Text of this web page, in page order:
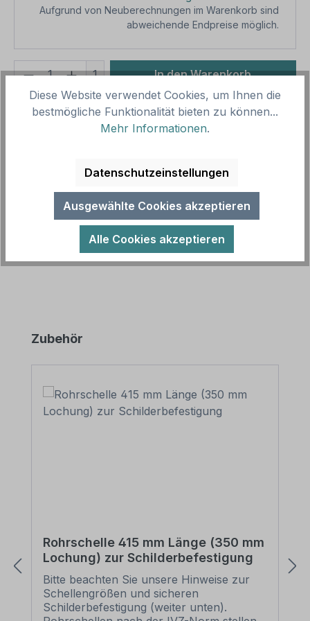
Aufgrund von Neuberechnungen im Warenkorb sind
abweichende Endpreise möglich.
Produkt Anzahl: Gib den gewünschten
1 In den Warenkorb
Produktnummer:SH15910.16
Vorlagenummer: TX-A-349
Beschreibung
Schild Keep Out - in sechs Farbvarianten.
Textschilder sind Hinweisschilder mit reinen
Textinhalten in zahlreichen Größen un…Mehr
Produktgalerie überspringen
Zubehör
Rohrschelle 415 mm Länge (350 mm
Lochung) zur Schilderbefestigung
Bitte beachten Sie unsere Hinweise zur
Schellengrößen und sicheren
Schilderbefestigung (weiter unten).
Diese Website verwendet Cookies, um Ihnen die
bestmögliche Funktionalität bieten zu können...
Mehr Informationen.
Datenschutzeinstellungen
Ausgewählte Cookies akzeptieren
Alle Cookies akzeptieren